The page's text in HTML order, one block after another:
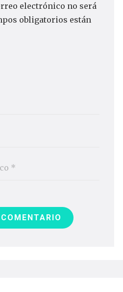
electrónico no será
obligatorios están